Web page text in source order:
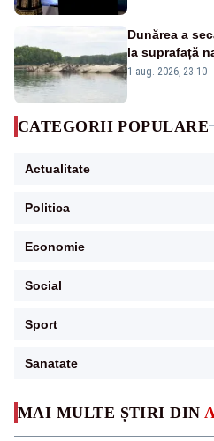
MAI MULTE ȘTIRI DIN
Dunărea a
la suprafață
război mondial
1 aug. 2026, 23:10
CATEGORII POPULARE
Actualitate
Politica
Economie
Social
Sport
Sanatate